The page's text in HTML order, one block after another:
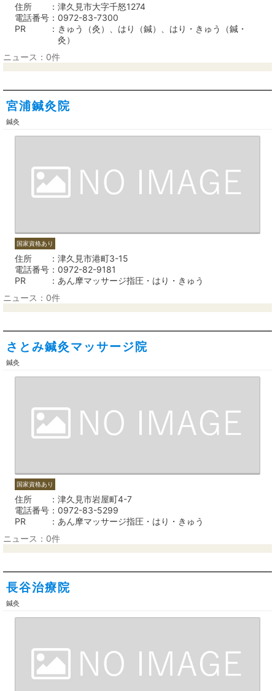
住所
津久見市大字千怒1274
電話番号
0972-83-7300
PR
きゅう（灸）、はり（鍼）、はり・きゅう（鍼・
灸）
ニュース：0件
宮浦鍼灸院
鍼灸
国家資格あり
住所
津久見市港町3-15
電話番号
0972-82-9181
PR
あん摩マッサージ指圧・はり・きゅう
ニュース：0件
さとみ鍼灸マッサージ院
鍼灸
国家資格あり
住所
津久見市岩屋町4-7
電話番号
0972-83-5299
PR
あん摩マッサージ指圧・はり・きゅう
ニュース：0件
長谷治療院
鍼灸